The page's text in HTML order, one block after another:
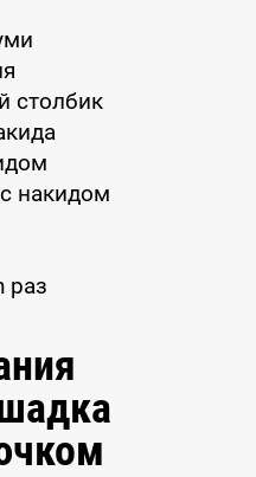
столбик
накидом
раз